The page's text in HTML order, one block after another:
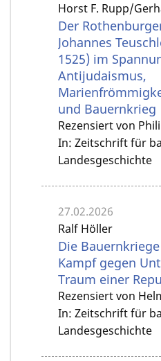
Horst F. Rupp/
Der
Johannes
1525) im
Antijudaismus,
und Bauernkrieg
Rezensiert von
In: Zeitschrift für
Landesgeschichte
27.02.2026
Ralf Höller
Die
Kampf gegen
Traum einer
Rezensiert von
In: Zeitschrift für
Landesgeschichte